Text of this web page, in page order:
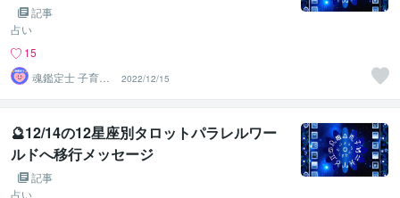
記事
占い
15
魂鑑定士 子育て
かぁちゃん！
2022/12/15
🔮12/14の12星座別タロットパラレルワー
ルドへ移行メッセージ
記事
占い